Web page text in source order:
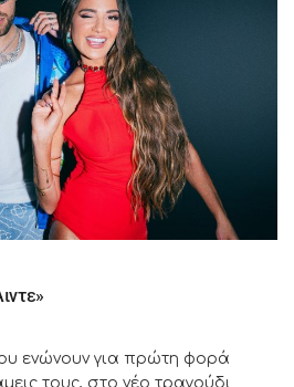
ενώνουν για πρώτη φορά
τους, στο νέο τραγούδι